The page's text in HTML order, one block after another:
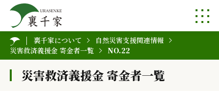
裏千家について
自然災害支援関連情報
災害救済義援金 寄金者一覧
NO.22
災害救済義援金 寄金者一覧